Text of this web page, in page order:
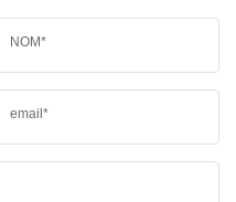
NOM*
email*